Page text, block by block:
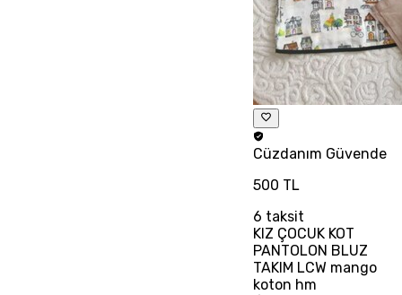
Cüzdanım Güvende
500 TL
6 taksit
KIZ ÇOCUK KOT
PANTOLON BLUZ
TAKIM LCW mango
koton hm